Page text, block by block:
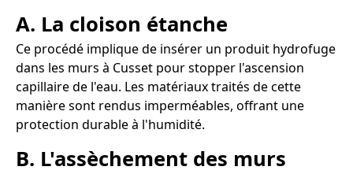
A. La cloison étanche
Ce procédé implique de insérer un produit hydrofuge
dans les murs à Cusset pour stopper l'ascension
capillaire de l'eau. Les matériaux traités de cette
manière sont rendus imperméables, offrant une
protection durable à l'humidité.
B. L'assèchement des murs